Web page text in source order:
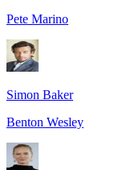
Pete Marino
Simon Baker
Benton Wesley